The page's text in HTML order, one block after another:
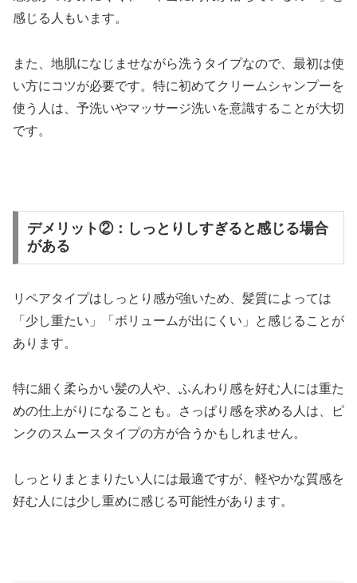
感じる人もいます。
また、地肌になじませながら洗うタイプなので、最初は使
い方にコツが必要です。特に初めてクリームシャンプーを
使う人は、予洗いやマッサージ洗いを意識することが大切
です。
デメリット②：しっとりしすぎると感じる場合
がある
リペアタイプはしっとり感が強いため、髪質によっては
「少し重たい」「ボリュームが出にくい」と感じることが
あります。
特に細く柔らかい髪の人や、ふんわり感を好む人には重た
めの仕上がりになることも。さっぱり感を求める人は、ピ
ンクのスムースタイプの方が合うかもしれません。
しっとりまとまりたい人には最適ですが、軽やかな質感を
好む人には少し重めに感じる可能性があります。